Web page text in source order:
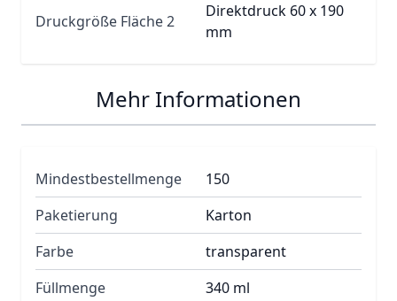
Druckgröße Fläche 2
Direktdruck 60 x 190
mm
Mehr Informationen
Mindestbestellmenge
150
Paketierung
Karton
Farbe
transparent
Füllmenge
340 ml